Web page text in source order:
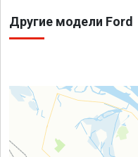
Другие модели Ford